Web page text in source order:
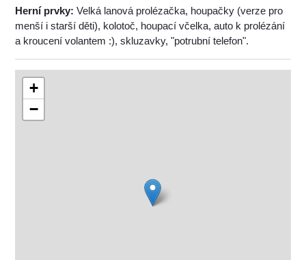
Herní prvky: Velká lanová prolézačka, houpačky (verze pro
menší i starší děti), kolotoč, houpací včelka, auto k prolézání
a kroucení volantem :), skluzavky, "potrubní telefon".
+
−